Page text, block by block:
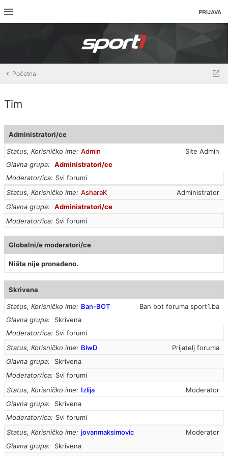
PRIJAVA
Početna
Tim
Administratori/ce
Status, Korisničko ime Site Admin
Admin
Glavna grupa
Administratori/ce
Moderator/ica
Svi forumi
Status, Korisničko ime
Administrator
AsharaK
Glavna grupa
Administratori/ce
Moderator/ica
Svi forumi
Globalni/e moderatori/ce
Ništa nije pronađeno.
Skrivena
Status, Korisničko ime Ban bot foruma sport1.ba
Ban-BOT
Glavna grupa
Skrivena
Moderator/ica
Svi forumi
Status, Korisničko ime
Prijatelj foruma
BlwD
Glavna grupa
Skrivena
Moderator/ica
Svi forumi
Status, Korisničko ime
Moderator
Izlija
Glavna grupa
Skrivena
Moderator/ica
Svi forumi
Status, Korisničko ime
Moderator
jovanmaksimovic
Glavna grupa
Skrivena